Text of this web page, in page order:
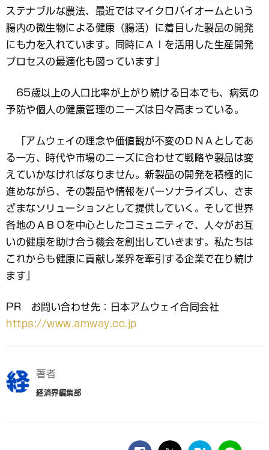
ステナブルな農法、最近ではマイクロバイオームという
腸内の微生物による健康（腸活）に着目した製品の開発
にも力を入れています。同時にＡＩを活用した生産開発
プロセスの最適化も図っています」
65歳以上の人口比率が上がり続ける日本でも、病気の
予防や個人の健康管理のニーズは日々高まっている。
「アムウェイの理念や価値観が不変のＤＮＡとしてあ
る一方、時代や市場のニーズに合わせて戦略や製品は変
えていかなければなりません。新製品の開発を積極的に
進めながら、その製品や情報をパーソナライズし、さま
ざまなソリューションとして提供していく。そして世界
各地のＡＢＯを中心としたコミュニティで、人々がお互
いの健康を助け合う機会を創出していきます。私たちは
これからも健康に貢献し業界を牽引する企業で在り続け
ます」
PR お問い合わせ先：日本アムウェイ合同会社
https://www.amway.co.jp
著者
経済界編集部